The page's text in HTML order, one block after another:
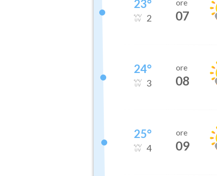
23°
2
ore
07
24°
3
ore
08
25°
4
ore
09